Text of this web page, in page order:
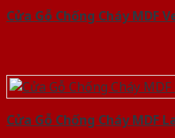
Cửa Gỗ Chống Cháy MDF
Cửa Gỗ Chống Cháy MDF